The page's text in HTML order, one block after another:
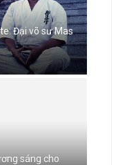
Đại võ sư Mas
sáng cho